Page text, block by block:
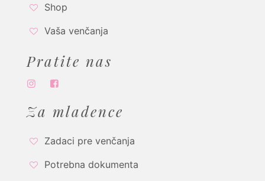
Shop
Vaša venčanja
Pratite nas
Za mladence
Zadaci pre venčanja
Potrebna dokumenta